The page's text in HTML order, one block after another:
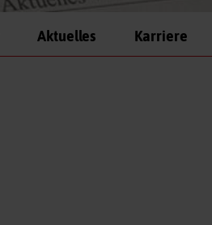
Aktuelles Karriere